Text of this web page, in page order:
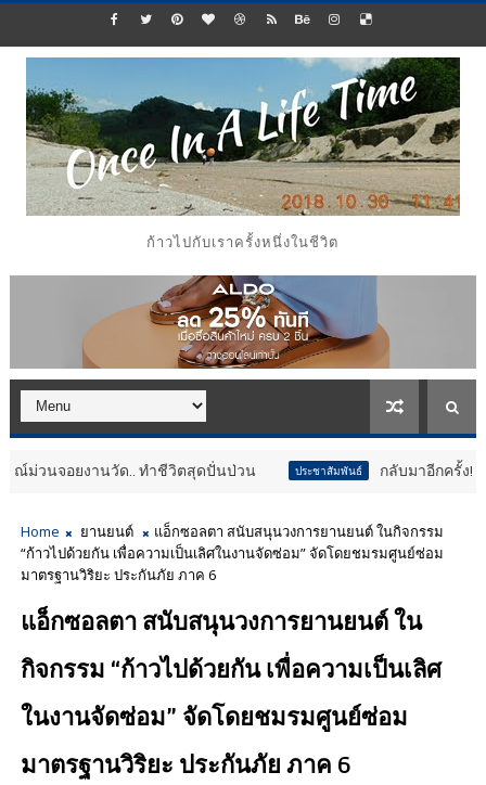
ก้าวไปกับเราครั้งหนึ่งในชีวิต
งานวัด.. ทำชีวิตสุดปั่นป่วน ประชาสัมพันธ์ กลับมาอีกครั้ง!! ทัพไดโนเส
Home ยานยนต์
แอ็กซอลตา สนับสนุนวงการยานยนต์ ในกิจกรรม
“ก้าวไปด้วยกัน เพื่อความเป็นเลิศในงานจัดซ่อม” จัดโดยชมรมศูนย์ซ่อม
มาตรฐานวิริยะ ประกันภัย ภาค 6
แอ็กซอลตา สนับสนุนวงการยานยนต์ ใน
กิจกรรม “ก้าวไปด้วยกัน เพื่อความเป็นเลิศ
ในงานจัดซ่อม” จัดโดยชมรมศูนย์ซ่อม
มาตรฐานวิริยะ ประกันภัย ภาค 6